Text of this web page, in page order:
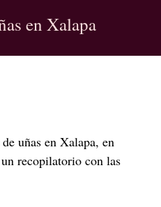
en Xalapa
uñas en Xalapa, en
recopilatorio con las